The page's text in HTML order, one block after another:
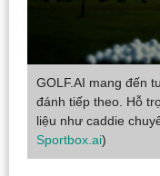
GOLF.AI mang đến
đánh tiếp theo. Hỗ
liệu như caddie
Sportbox.ai)